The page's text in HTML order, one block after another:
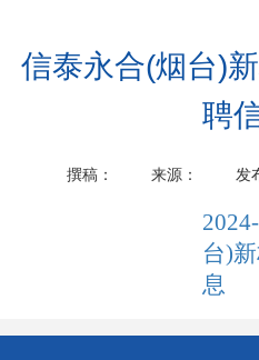
信泰永合(烟台)
聘
撰稿： 来源： 发
台)
息